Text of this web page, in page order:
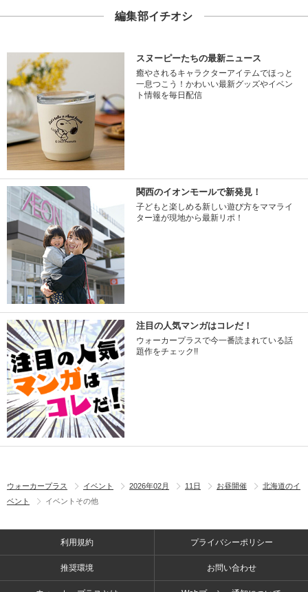
編集部イチオシ
スヌーピーたちの最新ニュース
癒やされるキャラクターアイテムでほっと
一息つこう！かわいい最新グッズやイベン
ト情報を毎日配信
関西のイオンモールで新発見！
子どもと楽しめる新しい遊び方をママライ
ター達が現地から最新リポ！
注目の人気マンガはコレだ！
ウォーカープラスで今一番読まれている話
題作をチェック!!
ウォーカープラス イベント 2026年02月 11日 お昼開催
北海道のイ
ベント
イベントその他
利用規約 プライバシーポリシー
推奨環境 お問い合わせ